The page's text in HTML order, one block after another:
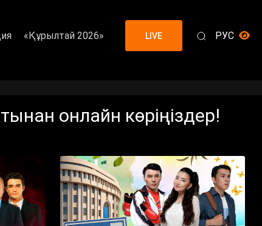
«Құрылтай 2026» LIVE РУС
онлайн көріңіздер!